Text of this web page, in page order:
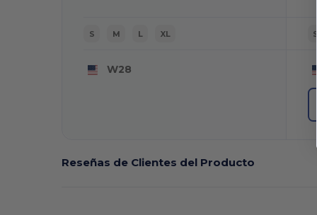
S M L XL
W28
S
Reseñas de Clientes del Producto